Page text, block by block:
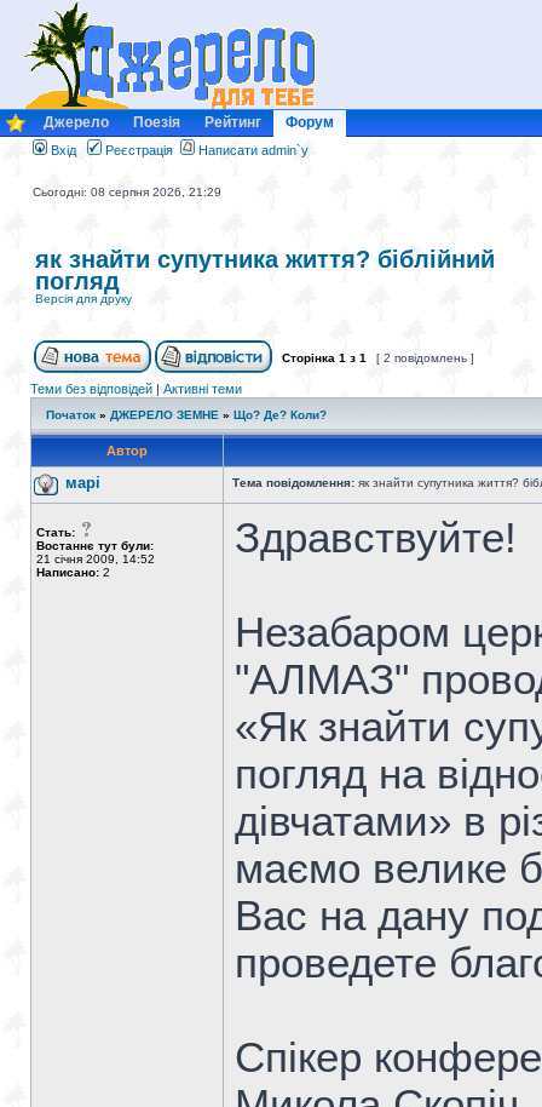
Джерело Поезія Рейтинг Форум
Вхід Реєстрація Написати admin`у
Сьогодні: 08 серпня 2026, 21:29
як знайти супутника життя? біблійний
погляд
Версія для друку
Сторінка 1 з 1 [ 2 повідомлень ]
Теми без відповідей | Активні теми
Початок » ДЖЕРЕЛО ЗЕМНЕ » Що? Де? Коли?
Автор
марі Тема повідомлення: як знайти супутника життя?
Стать:
Востаннє тут були:
21 січня 2009, 14:52
Написано: 2
Здравствуйте!
Незабаром
"АЛМАЗ"
«Як знайти
погляд на
дівчатами» в
маємо велике
Вас на дану
проведете
Спікер